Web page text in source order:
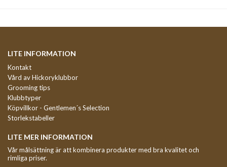
LITE INFORMATION
Kontakt
Vård av Hickoryklubbor
Grooming tips
Klubbtyper
Köpvillkor - Gentlemen´s Selection
Storlekstabeller
LITE MER INFORMATION
Vår målsättning är att kombinera produkter med bra kvalitet och
rimliga priser.